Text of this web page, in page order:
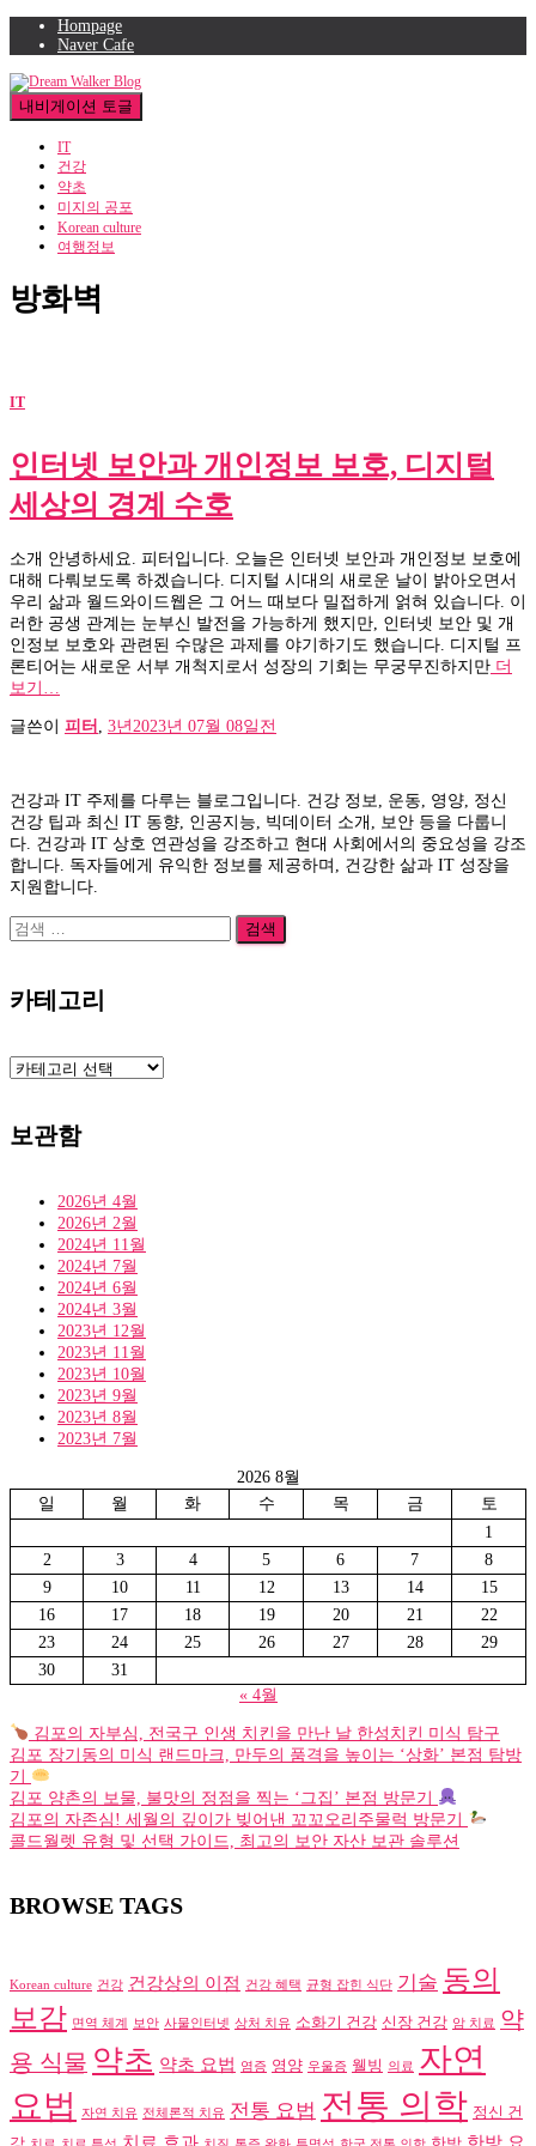
Hompage
Naver Cafe
내비게이션 토글
IT
건강
약초
미지의 공포
Korean culture
여행정보
방화벽
IT
인터넷 보안과 개인정보 보호, 디지털
세상의 경계 수호
소개 안녕하세요. 피터입니다. 오늘은 인터넷 보안과 개인정보 보호에
대해 다뤄보도록 하겠습니다. 디지털 시대의 새로운 날이 밝아오면서
우리 삶과 월드와이드웹은 그 어느 때보다 밀접하게 얽혀 있습니다. 이
러한 공생 관계는 눈부신 발전을 가능하게 했지만, 인터넷 보안 및 개
인정보 보호와 관련된 수많은 과제를 야기하기도 했습니다. 디지털 프
론티어는 새로운 서부 개척지로서 성장의 기회는 무궁무진하지만 더
보기…
글쓴이 피터 , 3년2023년 07월 08일 전
건강과 IT 주제를 다루는 블로그입니다. 건강 정보, 운동, 영양, 정신
건강 팁과 최신 IT 동향, 인공지능, 빅데이터 소개, 보안 등을 다룹니
다. 건강과 IT 상호 연관성을 강조하고 현대 사회에서의 중요성을 강조
합니다. 독자들에게 유익한 정보를 제공하며, 건강한 삶과 IT 성장을
지원합니다.
검
색:
카테고리
카
리
보관함
2026년 4월
2026년 2월
2024년 11월
2024년 7월
2024년 6월
2024년 3월
2023년 12월
2023년 11월
2023년 10월
2023년 9월
2023년 8월
2023년 7월
2026 8월
일
월 화 수 목 금
토
1
2
3 4 5 6 7
8
9
10 11 12 13 14
15
16
17 18 19 20 21
22
23
24 25 26 27 28
29
30
31
« 4월
김포의 자부심, 전국구 인생 치킨을 만난 날 한성치킨 미식 탐구
김포 장기동의 미식 랜드마크, 만두의 품격을 높이는 ‘상화’ 본점 탐방
기
김포 양촌의 보물, 불맛의 정점을 찍는 ‘그집’ 본점 방문기
김포의 자존심! 세월의 깊이가 빚어낸 꼬꼬오리주물럭 방문기
콜드월렛 유형 및 선택 가이드, 최고의 보안 자산 보관 솔루션
BROWSE TAGS
Korean culture 건강 건강상의 이점 건강 혜택 균형 잡힌 식단 기술 동의
보감 면역 체계 보안 사물인터넷 상처 치유 소화기 건강 신장 건강 암 치료
약
용 식물 약초 약초 요법 염증 영양 우울증 웰빙 의료
자연
요법
자연 치유 전체론적 치유 전통 요법 전통 의학 정신 건
치료 효과 한방 요